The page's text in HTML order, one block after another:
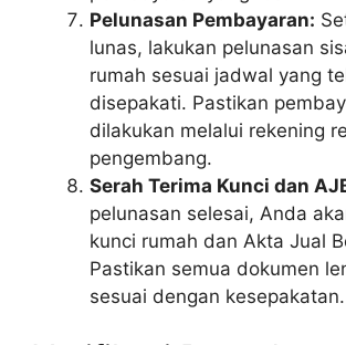
Pelunasan Pembayaran:
lunas, lakukan pelunasan
rumah sesuai jadwal yang
disepakati. Pastikan
dilakukan melalui rekening
pengembang.
Serah Terima Kunci dan
pelunasan selesai, Anda
kunci rumah dan Akta Jual
Pastikan semua dokumen
sesuai dengan kesepakatan.